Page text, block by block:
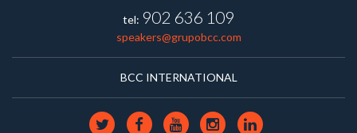
tel: 902 636 109
speakers@grupobcc.com
BCC INTERNATIONAL